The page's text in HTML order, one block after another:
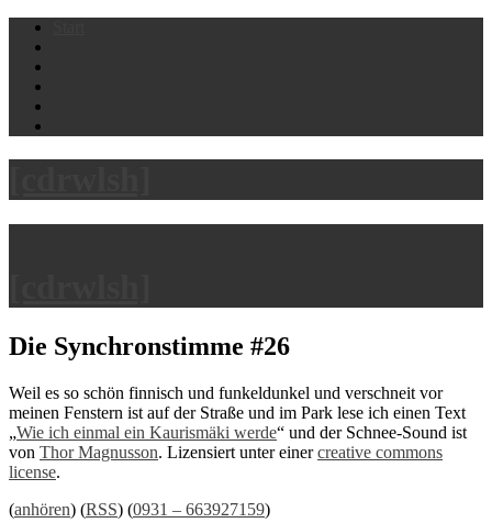
Skip
content
Die Synchronstimme #26
Weil es so schön finnisch und funkeldunkel und verschneit vor
meinen Fenstern ist auf der Straße und im Park lese ich einen Text
„Wie ich einmal ein Kaurismäki werde“ und der Schnee-Sound ist
von Thor Magnusson. Lizensiert unter einercreative commons
license.
(anhören) (RSS) (0931 – 663927159)